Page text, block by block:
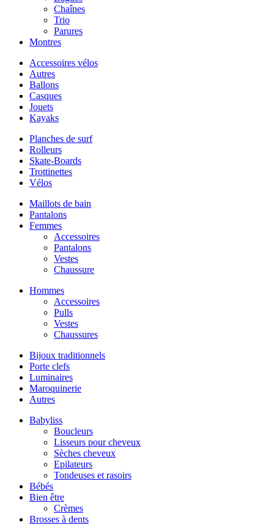
Chaînes
Trio
Parures
Montres
Accessoires vélos
Autres
Ballons
Casques
Jouets
Kayaks
Planches de surf
Rolleurs
Skate-Boards
Trottinettes
Vélos
Maillots de bain
Pantalons
Femmes
Accessoires
Pantalons
Vestes
Chaussure
Hommes
Accessoires
Pulls
Vestes
Chaussures
Bijoux traditionnels
Porte clefs
Luminaires
Maroquinerie
Autres
Babyliss
Boucleurs
Lisseurs pour cheveux
Sèches cheveux
Epilateurs
Tondeuses et rasoirs
Bébés
Bien être
Crèmes
Brosses à dents